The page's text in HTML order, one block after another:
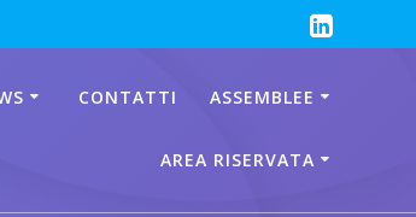
CONTATTI ASSEMBLEE
AREA RISERVATA